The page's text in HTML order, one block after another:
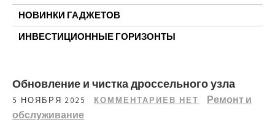
НОВИНКИ ГАДЖЕТОВ
ИНВЕСТИЦИОННЫЕ ГОРИЗОНТЫ
Обновление и чистка дроссельного узла
5 НОЯБРЯ 2025 КОММЕНТАРИЕВ НЕТ
Ремонт и
обслуживание